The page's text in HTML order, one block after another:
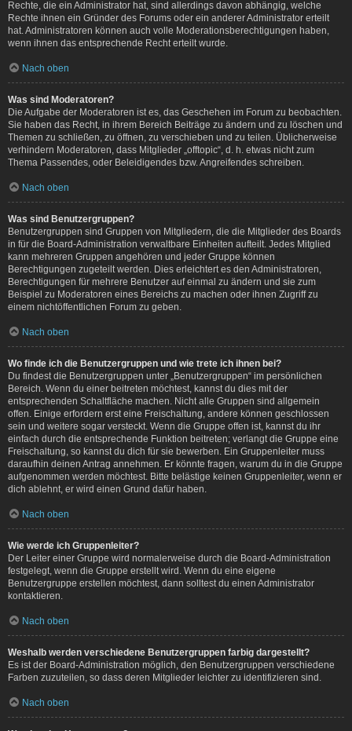
Rechte, die ein Administrator hat, sind allerdings davon abhängig, welche
Rechte ihnen ein Gründer des Forums oder ein anderer Administrator erteilt
hat. Administratoren können auch volle Moderationsberechtigungen haben,
wenn ihnen das entsprechende Recht erteilt wurde.
Nach oben
Was sind Moderatoren?
Die Aufgabe der Moderatoren ist es, das Geschehen im Forum zu beobachten.
Sie haben das Recht, in ihrem Bereich Beiträge zu ändern und zu löschen und
Themen zu schließen, zu öffnen, zu verschieben und zu teilen. Üblicherweise
verhindern Moderatoren, dass Mitglieder „offtopic“, d. h. etwas nicht zum
Thema Passendes, oder Beleidigendes bzw. Angreifendes schreiben.
Nach oben
Was sind Benutzergruppen?
Benutzergruppen sind Gruppen von Mitgliedern, die die Mitglieder des Boards
in für die Board-Administration verwaltbare Einheiten aufteilt. Jedes Mitglied
kann mehreren Gruppen angehören und jeder Gruppe können
Berechtigungen zugeteilt werden. Dies erleichtert es den Administratoren,
Berechtigungen für mehrere Benutzer auf einmal zu ändern und sie zum
Beispiel zu Moderatoren eines Bereichs zu machen oder ihnen Zugriff zu
einem nichtöffentlichen Forum zu geben.
Nach oben
Wo finde ich die Benutzergruppen und wie trete ich ihnen bei?
Du findest die Benutzergruppen unter „Benutzergruppen“ im persönlichen
Bereich. Wenn du einer beitreten möchtest, kannst du dies mit der
entsprechenden Schaltfläche machen. Nicht alle Gruppen sind allgemein
offen. Einige erfordern erst eine Freischaltung, andere können geschlossen
sein und weitere sogar versteckt. Wenn die Gruppe offen ist, kannst du ihr
einfach durch die entsprechende Funktion beitreten; verlangt die Gruppe eine
Freischaltung, so kannst du dich für sie bewerben. Ein Gruppenleiter muss
daraufhin deinen Antrag annehmen. Er könnte fragen, warum du in die Gruppe
aufgenommen werden möchtest. Bitte belästige keinen Gruppenleiter, wenn er
dich ablehnt, er wird einen Grund dafür haben.
Nach oben
Wie werde ich Gruppenleiter?
Der Leiter einer Gruppe wird normalerweise durch die Board-Administration
festgelegt, wenn die Gruppe erstellt wird. Wenn du eine eigene
Benutzergruppe erstellen möchtest, dann solltest du einen Administrator
kontaktieren.
Nach oben
Weshalb werden verschiedene Benutzergruppen farbig dargestellt?
Es ist der Board-Administration möglich, den Benutzergruppen verschiedene
Farben zuzuteilen, so dass deren Mitglieder leichter zu identifizieren sind.
Nach oben